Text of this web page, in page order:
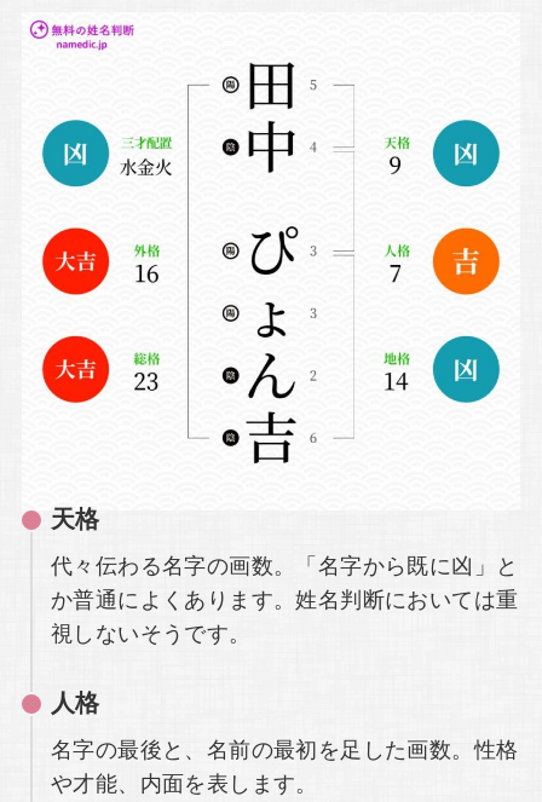
天格
代々伝わる名字の画数。「名字から既に凶」と
か普通によくあります。姓名判断においては重
視しないそうです。
人格
名字の最後と、名前の最初を足した画数。性格
や才能、内面を表します。